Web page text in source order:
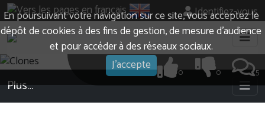
En poursuivant votre navigation sur ce site, vous acceptez le
dépôt de cookies à des fins de gestion, de mesure d’audience
et pour accéder à des réseaux sociaux.
J'accepte
Identifiez-vous
5
0
0
Plus…